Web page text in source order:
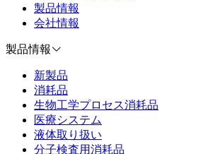
製品情報
会社情報
製品情報
新製品
消耗品
生物工学プロセス消耗品
医療システム
液体取り扱い
分子検査用消耗品